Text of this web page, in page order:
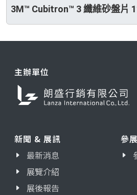
3M™ Cubitron™ 3 纖維砂盤片
主辦單位
新聞 & 展訊
最新消息
展覽介紹
展後報告
參